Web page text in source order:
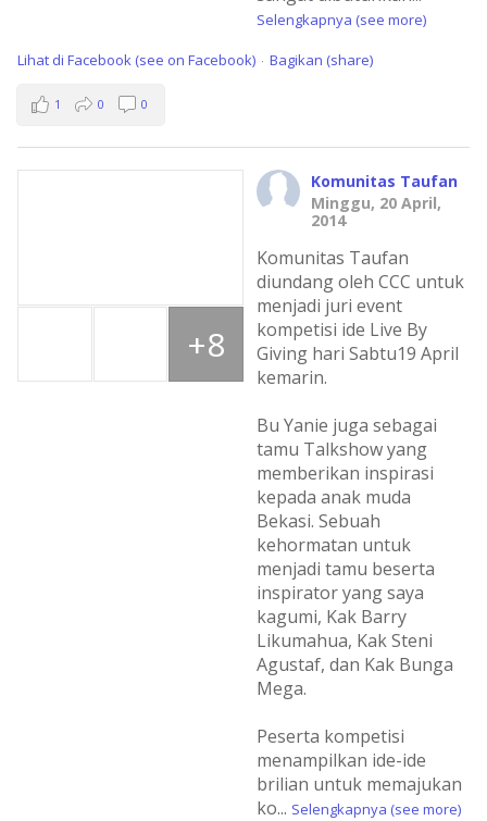
Selengkapnya (see more)
Lihat di Facebook (see on Facebook) · Bagikan (share)
1 0 0
Komunitas Taufan
Minggu, 20 April,
2014
Komunitas Taufan
diundang oleh CCC untuk
menjadi juri event
kompetisi ide Live By
Giving hari Sabtu19 April
kemarin.
Bu Yanie juga sebagai
tamu Talkshow yang
memberikan inspirasi
kepada anak muda
Bekasi. Sebuah
kehormatan untuk
menjadi tamu beserta
inspirator yang saya
kagumi, Kak Barry
Likumahua, Kak Steni
Agustaf, dan Kak Bunga
Mega.
Peserta kompetisi
menampilkan ide-ide
brilian untuk memajukan
ko... Selengkapnya (see more)
+8